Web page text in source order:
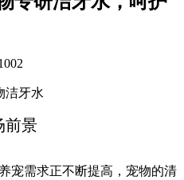
前景
宠需求正不断提高，宠物的清